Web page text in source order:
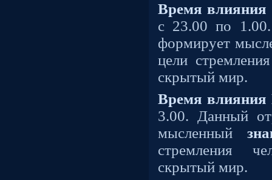
Время
с 23.00 по
формирует
цели
скрытый мир.
Время влияния
3.00. Данный
мысленный
стремления
скрытый мир.